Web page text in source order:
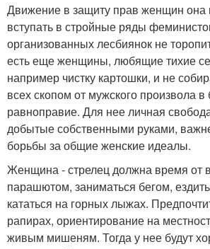
Движение в защиту прав женщин она
вступать в стройные ряды
организованных лесбиянок не
есть еще женщины, любящие тихие
например чистку картошки, и не
всех скопом от мужского произвола в
равноправие. Для нее личная
добытые собственными руками,
борьбы за общие женские идеалы.
Женщина - стрелец должна время от
парашютом, заниматься бегом,
кататься на горных лыжах.
рапирах, ориентирование на
живым мишеням. Тогда у нее будут